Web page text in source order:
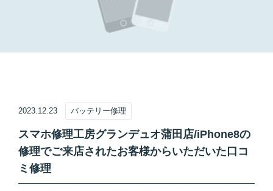
2023.12.23 バッテリー修理
スマホ修理工房グランデュオ蒲田店/iPhone8の
修理でご来店されたお客様からいただいた口コ
ミ修理